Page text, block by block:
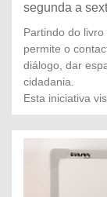
segunda a
Partindo do
permite o
diálogo, dar
cidadania.
Esta iniciativa